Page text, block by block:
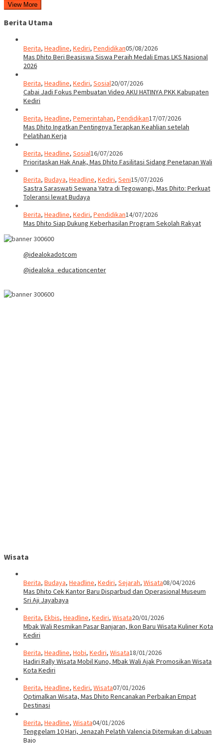
View More
Berita Utama
Berita, Headline, Kediri, Pendidikan05/08/2026
Mas Dhito Beri Beasiswa Siswa Peraih Medali Emas LKS Nasional
2026
Berita, Headline, Kediri, Sosial20/07/2026
Cabai Jadi Fokus Pembuatan Video AKU HATINYA PKK Kabupaten
Kediri
Berita, Headline, Pemerintahan, Pendidikan17/07/2026
Mas Dhito Ingatkan Pentingnya Terapkan Keahlian setelah
Pelatihan Kerja
Berita, Headline, Sosial16/07/2026
Prioritaskan Hak Anak, Mas Dhito Fasilitasi Sidang Penetapan Wali
Berita, Budaya, Headline, Kediri, Seni15/07/2026
Sastra Saraswati Sewana Yatra di Tegowangi, Mas Dhito: Perkuat
Toleransi lewat Budaya
Berita, Headline, Kediri, Pendidikan14/07/2026
Mas Dhito Siap Dukung Keberhasilan Program Sekolah Rakyat
@idealokadotcom
@idealoka_educationcenter
Wisata
Berita, Budaya, Headline, Kediri, Sejarah, Wisata08/04/2026
Mas Dhito Cek Kantor Baru Disparbud dan Operasional Museum
Sri Aji Jayabaya
Berita, Ekbis, Headline, Kediri, Wisata20/01/2026
Mbak Wali Resmikan Pasar Banjaran, Ikon Baru Wisata Kuliner Kota
Kediri
Berita, Headline, Hobi, Kediri, Wisata18/01/2026
Hadiri Rally Wisata Mobil Kuno, Mbak Wali Ajak Promosikan Wisata
Kota Kediri
Berita, Headline, Kediri, Wisata07/01/2026
Optimalkan Wisata, Mas Dhito Rencanakan Perbaikan Empat
Destinasi
Berita, Headline, Wisata04/01/2026
Tenggelam 10 Hari, Jenazah Pelatih Valencia Ditemukan di Labuan
Bajo